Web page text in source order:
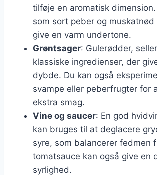
tilføje en aromatisk
som sort peber og muskatnød
give en varm undertone.
Grøntsager: Gulerødder,
klassiske ingredienser, der
dybde. Du kan også
svampe eller peberfrugter for
ekstra smag.
Vine og saucer: En god
kan bruges til at deglacere
syre, som balancerer fedmen
tomatsauce kan også give en
syrlighed.